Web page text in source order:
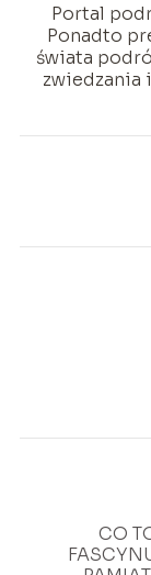
Portal
Ponadto
świata
zwiedzania
CO